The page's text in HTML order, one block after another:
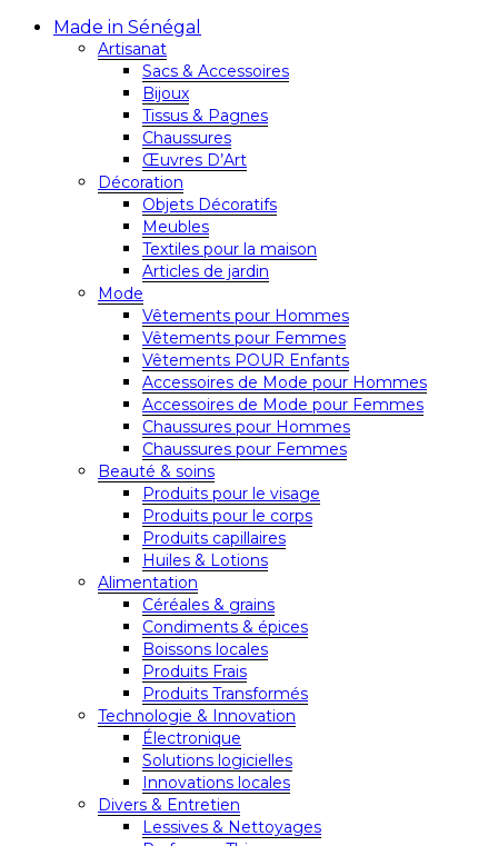
Made in Sénégal
Artisanat
Sacs & Accessoires
Bijoux
Tissus & Pagnes
Chaussures
Œuvres D’Art
Décoration
Objets Décoratifs
Meubles
Textiles pour la maison
Articles de jardin
Mode
Vêtements pour Hommes
Vêtements pour Femmes
Vêtements POUR Enfants
Accessoires de Mode pour Hommes
Accessoires de Mode pour Femmes
Chaussures pour Hommes
Chaussures pour Femmes
Beauté & soins
Produits pour le visage
Produits pour le corps
Produits capillaires
Huiles & Lotions
Alimentation
Céréales & grains
Condiments & épices
Boissons locales
Produits Frais
Produits Transformés
Technologie & Innovation
Électronique
Solutions logicielles
Innovations locales
Divers & Entretien
Lessives & Nettoyages